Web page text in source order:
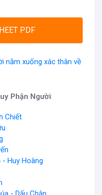
PDF
nằm xuống xác thân về
Phận Người:
Chiết
Huy Hoàng